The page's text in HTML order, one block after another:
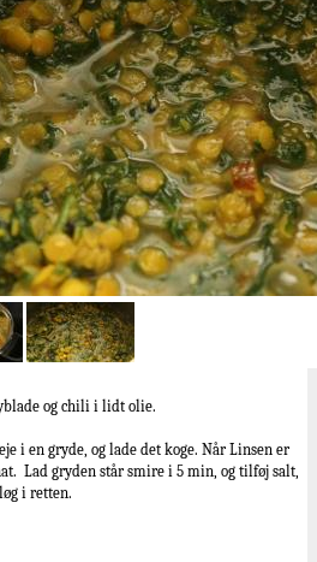
og chili i lidt olie.
i en gryde, og lade det koge. Når Linsen er
Lad gryden står smire i 5 min, og tilføj salt,
i retten.